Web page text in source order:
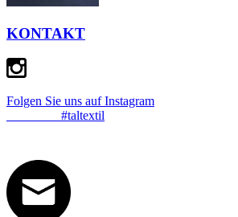
KONTAKT
Folgen Sie uns auf Instagram
#taltextil